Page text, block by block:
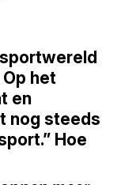
het
en
nog steeds
Hoe